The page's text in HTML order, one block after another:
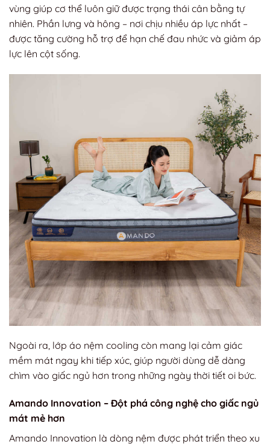
vùng giúp cơ thể luôn giữ được trạng thái cân bằng tự
nhiên. Phần lưng và hông – nơi chịu nhiều áp lực nhất –
được tăng cường hỗ trợ để hạn chế đau nhức và giảm áp
lực lên cột sống.
Ngoài ra, lớp áo nệm cooling còn mang lại cảm giác
mềm mát ngay khi tiếp xúc, giúp người dùng dễ dàng
chìm vào giấc ngủ hơn trong những ngày thời tiết oi bức.
Amando Innovation – Đột phá công nghệ cho giấc ngủ
mát mẻ hơn
Amando Innovation là dòng nệm được phát triển theo xu